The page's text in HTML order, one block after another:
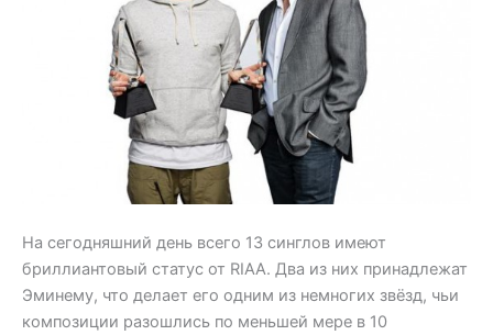
На сегодняшний день всего 13 синглов имеют
бриллиантовый статус от RIAA. Два из них принадлежат
Эминему, что делает его одним из немногих звёзд, чьи
композиции разошлись по меньшей мере в 10